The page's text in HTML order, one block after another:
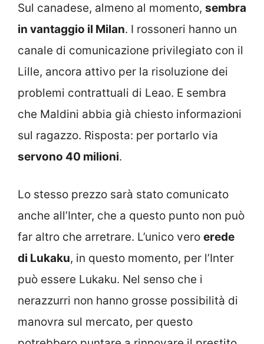
Sul canadese, almeno al momento, sembra
in vantaggio il Milan. I rossoneri hanno un
canale di comunicazione privilegiato con il
Lille, ancora attivo per la risoluzione dei
problemi contrattuali di Leao. E sembra
che Maldini abbia già chiesto informazioni
sul ragazzo. Risposta: per portarlo via
servono 40 milioni.
Lo stesso prezzo sarà stato comunicato
anche all’Inter, che a questo punto non può
far altro che arretrare. L’unico vero erede
di Lukaku, in questo momento, per l’Inter
può essere Lukaku. Nel senso che i
nerazzurri non hanno grosse possibilità di
manovra sul mercato, per questo